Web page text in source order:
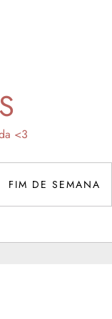
<3
FIM DE SEMANA